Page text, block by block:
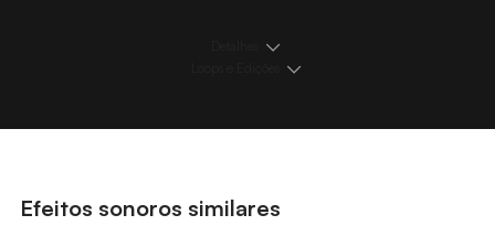
Efeitos sonoros similares